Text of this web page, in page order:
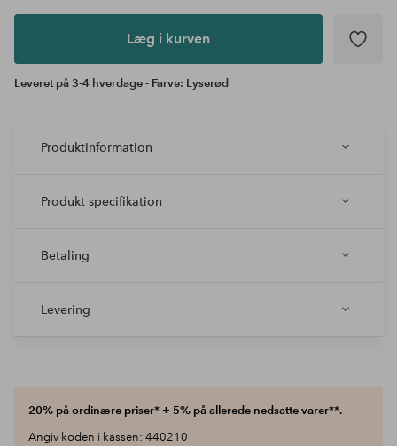
Læg i kurven
Leveret på 3-4 hverdage - Farve: Lyserød
Produktinformation
Produkt specifikation
Betaling
Levering
20% på ordinære priser* + 5% på allerede nedsatte varer**.
Angiv koden i kassen: 440210